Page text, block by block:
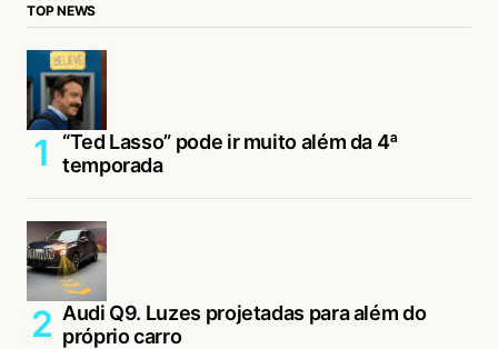
TOP NEWS
“Ted Lasso” pode ir muito além da 4ª
temporada
Audi Q9. Luzes projetadas para além do
próprio carro